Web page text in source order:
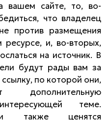
вашем сайте, то, во-
что владелец
против размещения
и, во-вторых,
на источник. В
будут рады вам за
по которой они,
дополнительную
теме.
также ценятся